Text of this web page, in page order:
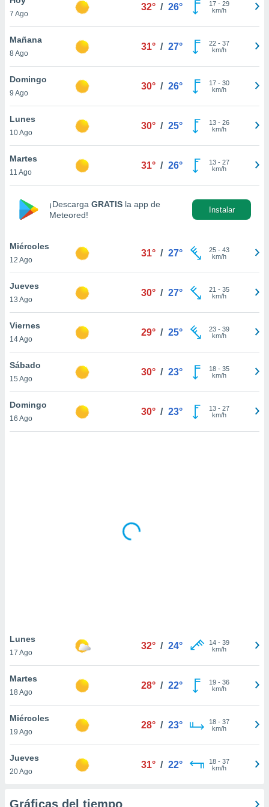
en
más
nuestra
de
aceptar
de
sitio
En
sean
el sitio
ni para
o
similares
como
sitio
de
traten tus
en
interés
su
7 Ago
32° / 26° 17- 29
km/h
Mañana
8 Ago
31° / 27° 22- 37
km/h
Domingo
9 Ago
30° / 26° 17- 30
km/h
Lunes
10 Ago
30° / 25° 13- 26
km/h
Martes
11 Ago
31° / 26° 13- 27
km/h
¡Descarga GRATIS la app de
Meteored!
Instalar
Miércoles
12 Ago
31° / 27° 25- 43
km/h
Jueves
13 Ago
30° / 27° 21 - 35
km/h
Viernes
14 Ago
29° / 25° 23- 39
km/h
Sábado
15 Ago
30° / 23° 18- 35
km/h
Domingo
16 Ago
30° / 23° 13- 27
km/h
Lunes
17 Ago
32° / 24° 14- 39
km/h
Martes
18 Ago
28° / 22° 19- 36
km/h
Miércoles
19 Ago
28° / 23° 18- 37
km/h
Jueves
20 Ago
31° / 22° 18- 37
km/h
Gráficas del tiempo